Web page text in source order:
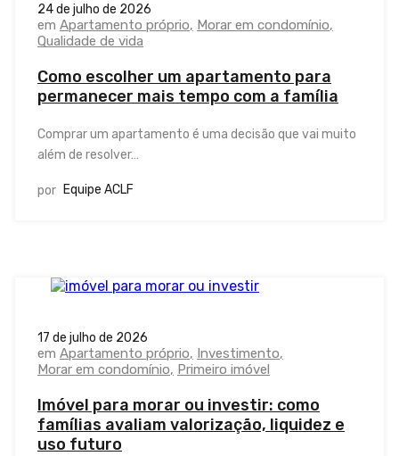
24 de julho de 2026
em Apartamento próprio Morar em condomínio
Qualidade de vida
Como escolher um apartamento para
permanecer mais tempo com a família
Comprar um apartamento é uma decisão que vai muito
além de resolver…
por Equipe ACLF
17 de julho de 2026
em Apartamento próprio Investimento
Morar em condomínio Primeiro imóvel
Imóvel para morar ou investir: como
famílias avaliam valorização, liquidez e
uso futuro